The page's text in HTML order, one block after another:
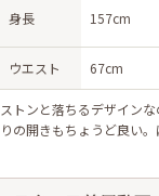
身長 157cm
ウエスト 67cm
ストンと落ちるデザイン
りの開きもちょうど良い